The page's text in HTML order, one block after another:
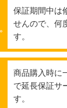
保証期間中は
せんので、何
す。
商品購入時に
で延長保証サ
す。